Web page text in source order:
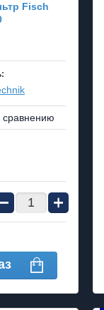
Fisch
сравнению
− +